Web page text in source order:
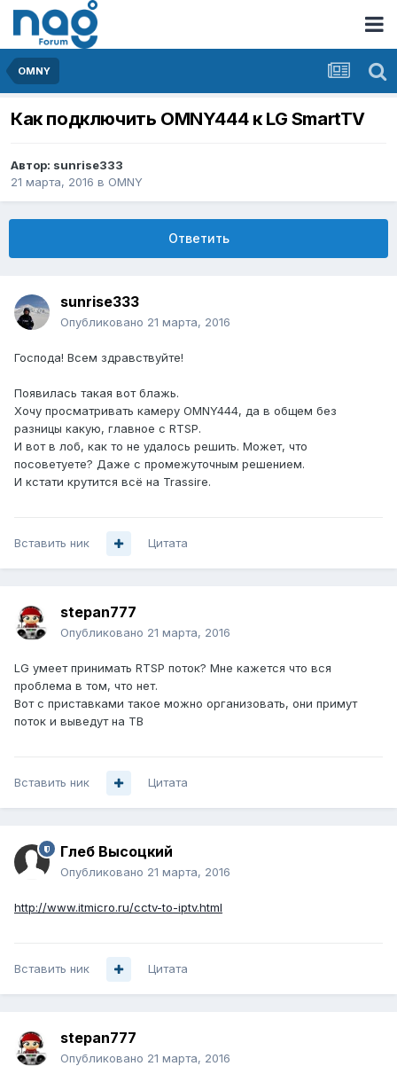
OMNY
Как подключить OMNY444 к LG SmartTV
Автор: sunrise333
21 марта, 2016 в OMNY
Ответить
sunrise333
Опубликовано 21 марта, 2016
Господа! Всем здравствуйте!
Появилась такая вот блажь.
Хочу просматривать камеру OMNY444, да в общем без
разницы какую, главное с RTSP.
И вот в лоб, как то не удалось решить. Может, что
посоветуете? Даже с промежуточным решением.
И кстати крутится всё на Trassirе.
Вставить ник Цитата
stepan777
Опубликовано 21 марта, 2016
LG умеет принимать RTSP поток? Мне кажется что вся
проблема в том, что нет.
Вот с приставками такое можно организовать, они примут
поток и выведут на ТВ
Вставить ник Цитата
Глеб Высоцкий
Опубликовано 21 марта, 2016
http://www.itmicro.ru/cctv-to-iptv.html
Вставить ник Цитата
stepan777
Опубликовано 21 марта, 2016